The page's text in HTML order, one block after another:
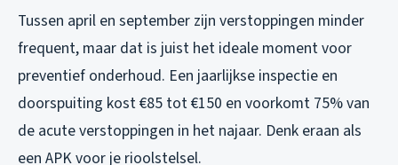
Tussen april en september zijn verstoppingen minder
frequent, maar dat is juist het ideale moment voor
preventief onderhoud. Een jaarlijkse inspectie en
doorspuiting kost €85 tot €150 en voorkomt 75% van
de acute verstoppingen in het najaar. Denk eraan als
een APK voor je rioolstelsel.